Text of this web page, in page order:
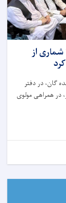
از
گان، در دفتر
در همراهی مولوی